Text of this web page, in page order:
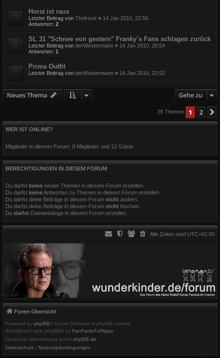
Horst ist raus
Letzter Beitrag von Thofrock « 14 Jan 2010, 22:55
Antworten: 2
SL 31 "Schnee von gestern" Franky´s Fans schlagen zurück
Letzter Beitrag von derWestermann « 14 Jan 2010, 20:54
Antworten: 1
Prima Outfit
Letzter Beitrag von derWestermann « 14 Jan 2010, 20:52
Neues Thema Gehe zu
28 Themen 1 2
WER IST ONLINE?
Mitglieder in diesem Forum: 0 Mitglieder und 12 Gäste
BERECHTIGUNGEN IN DIESEM FORUM
Du darfst keine neuen Themen in diesem Forum erstellen.
Du darfst keineAntworten zu Themen in diesem Forum erstellen.
Du darfst deine Beiträge in diesem Forum nicht ändern.
Du darfst deine Beiträge in diesem Forum nicht löschen.
Du darfst Dateianhänge in diesem Forum erstellen.
Alle Zeiten sind UTC+01:00
Foren-Übersicht
Powered by phpBB® Forum Software © phpBB Limited
BlackBoard style phpBB® by FanFanlaTuFlippe
Deutsche Übersetzung durch phpBB.de
Datenschutz | Nutzungsbedingungen